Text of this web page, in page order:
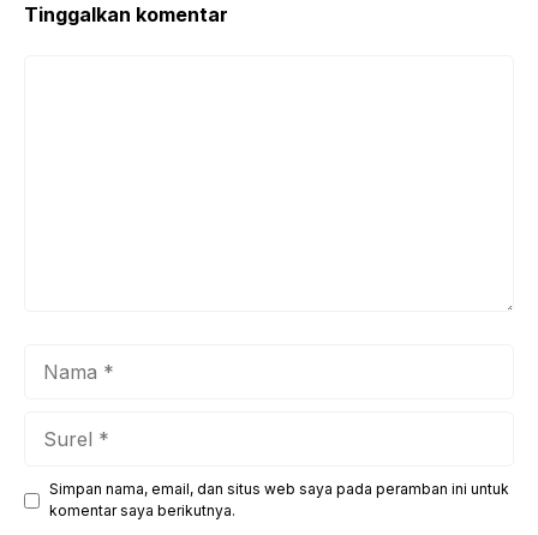
Tinggalkan komentar
Situs
web
Simpan nama, email, dan situs web saya pada peramban ini untuk
komentar saya berikutnya.